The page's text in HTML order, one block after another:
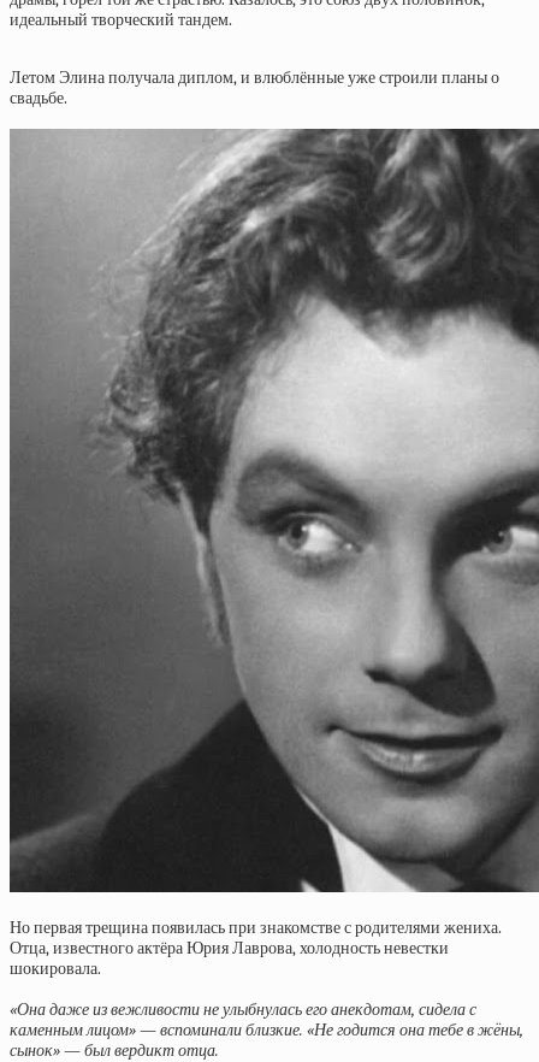
идеальный творческий тандем.
Летом Элина получала диплом, и влюблённые уже строили планы о
свадьбе.
Но первая трещина появилась при знакомстве с родителями жениха.
Отца, известного актёра Юрия Лаврова, холодность невестки
шокировала.
«Она даже из вежливости не улыбнулась его анекдотам, сидела с
каменным лицом» — вспоминали близкие. «Не годится она тебе в жёны,
сынок» — был вердикт отца.